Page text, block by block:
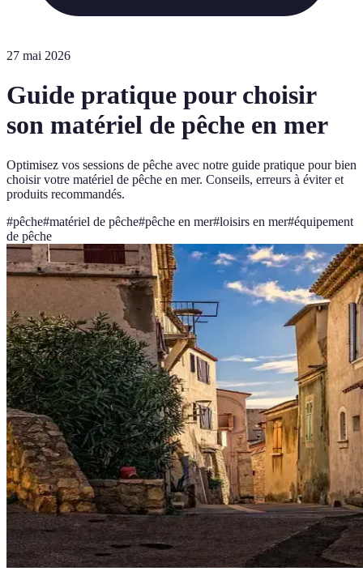
27 mai 2026
Guide pratique pour choisir
son matériel de pêche en mer
Optimisez vos sessions de pêche avec notre guide pratique pour bien
choisir votre matériel de pêche en mer. Conseils, erreurs à éviter et
produits recommandés.
#pêche#matériel de pêche#pêche en mer#loisirs en mer#équipement
de pêche